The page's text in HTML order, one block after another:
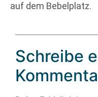
auf dem Bebelplatz.
Schreibe